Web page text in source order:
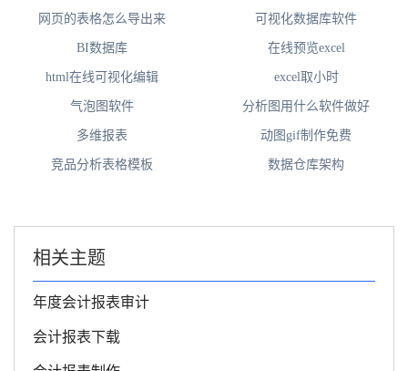
网页的表格怎么导出来 可视化数据库软件
BI数据库 在线预览excel
html在线可视化编辑 excel取小时
气泡图软件 分析图用什么软件做好
多维报表 动图gif制作免费
竞品分析表格模板 数据仓库架构
相关主题
年度会计报表审计
会计报表下载